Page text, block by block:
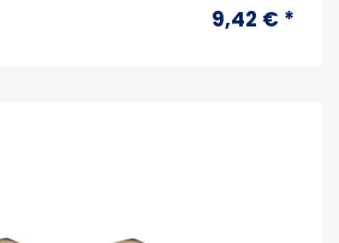
9,42 € *